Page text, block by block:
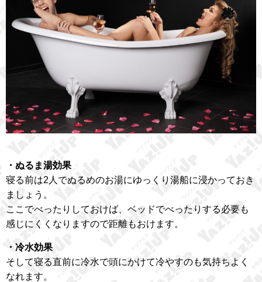
・ぬるま湯効果
寝る前は2人でぬるめのお湯にゆっくり湯船に浸かっておき
ましょう。
ここでべったりしておけば、ベッドでべったりする必要も
感じにくくなりますので距離もおけます。
・冷水効果
そして寝る直前に冷水で頭にかけて冷やすのも気持ちよく
なれます。